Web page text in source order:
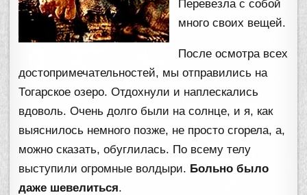
Перевезла с собой
много своих вещей.
После осмотра всех
достопримечательностей, мы отправились на
Тогарское озеро. Отдохнули и наплескались
вдоволь. Очень долго были на солнце, и я, как
выяснилось немного позже, не просто сгорела, а,
можно сказать, обуглилась. По всему телу
выступили огромные волдыри. Больно было
даже шевелиться.